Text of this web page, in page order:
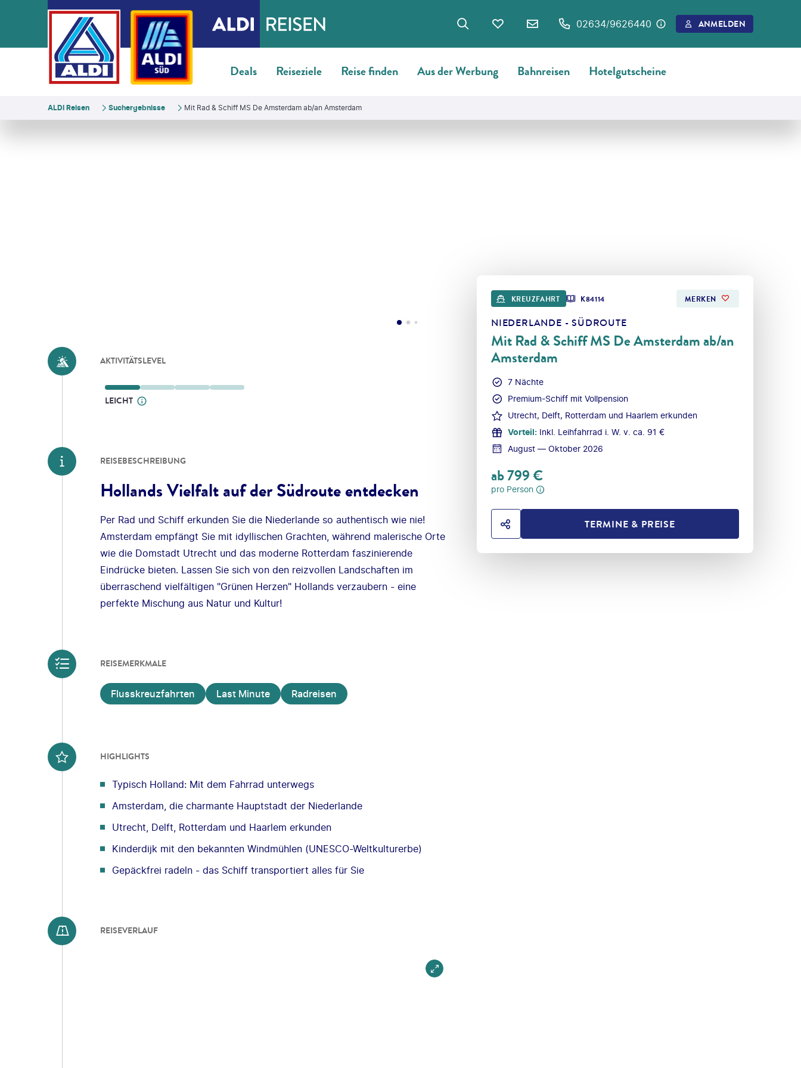
02634/9626440 ANMELDEN
Deals Reiseziele Reise finden Aus der Werbung Bahnreisen Hotelgutscheine
ALDI Reisen Suchergebnisse Mit Rad & Schiff MS De Amsterdam ab/an Amsterdam
KREUZFAHRT K84114 MERKEN
NIEDERLANDE - SÜDROUTE
Mit Rad & Schiff MS De Amsterdam ab/an
Amsterdam
7 Nächte
Premium-Schiff mit Vollpension
Utrecht, Delft, Rotterdam und Haarlem erkunden
Vorteil: Inkl. Leihfahrrad i. W. v. ca. 91 €
August — Oktober 2026
ab799€
pro Person
TERMINE & PREISE
AKTIVITÄTSLEVEL
LEICHT
REISEBESCHREIBUNG
Hollands Vielfalt auf der Südroute entdecken
Per Rad und Schiff erkunden Sie die Niederlande so authentisch wie nie!
Amsterdam empfängt Sie mit idyllischen Grachten, während malerische Orte
wie die Domstadt Utrecht und das moderne Rotterdam faszinierende
Eindrücke bieten. Lassen Sie sich von den reizvollen Landschaften im
überraschend vielfältigen "Grünen Herzen" Hollands verzaubern - eine
perfekte Mischung aus Natur und Kultur!
REISEMERKMALE
Flusskreuzfahrten Last Minute Radreisen
HIGHLIGHTS
Typisch Holland: Mit dem Fahrrad unterwegs
Amsterdam, die charmante Hauptstadt der Niederlande
Utrecht, Delft, Rotterdam und Haarlem erkunden
Kinderdijk mit den bekannten Windmühlen (UNESCO-Weltkulturerbe)
Gepäckfrei radeln - das Schiff transportiert alles für Sie
REISEVERLAUF